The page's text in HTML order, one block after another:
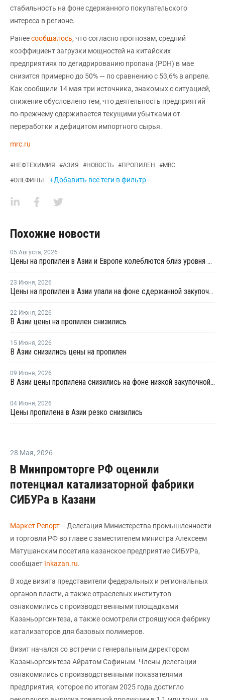
стабильность на фоне сдержанного покупательского
интереса в регионе.
Ранеесообщалось, что согласно прогнозам, средний
коэффициент загрузки мощностей на китайских
предприятиях по дегидрированию пропана (PDH) в мае
снизится примерно до 50% — по сравнению с 53,6% в апреле.
Как сообщили 14 мая три источника, знакомых с ситуацией,
снижение обусловлено тем, что деятельность предприятий
по-прежнему сдерживается текущими убытками от
переработки и дефицитом импортного сырья.
mrc.ru
#НЕФТЕХИМИЯ #АЗИЯ #НОВОСТЬ #ПРОПИЛЕН #MRC
#ОЛЕФИНЫ +Добавить все теги в фильтр
Похожие новости
05 Августа, 2026
Цены на пропилен в Азии и Европе колеблются близ уровня в USD1000
23 Июня, 2026
Цены на пропилен в Азии упали на фоне сдержанной закупочной активности
22 Июня, 2026
В Азии цены на пропилен снизились
15 Июня, 2026
В Азии снизились цены на пропилен
09 Июня, 2026
В Азии цены пропилена снизились на фоне низкой закупочной активности
04 Июня, 2026
Цены пропилена в Азии резко снизились
28 Мая, 2026
В Минпромторге РФ оценили
потенциал катализаторной фабрики
СИБУРа в Казани
Маркет Репорт-- Делегация Министерства промышленности
и торговли РФ во главе с заместителем министра Алексеем
Матушанским посетила казанское предприятие СИБУРа,
сообщает Inkazan.ru.
В ходе визита представители федеральных и региональных
органов власти, а также отраслевых институтов
ознакомились с производственными площадками
Казаньоргсинтеза, а также осмотрели строящуюся фабрику
катализаторов для базовых полимеров.
Визит начался со встречи с генеральным директором
Казаньоргсинтеза Айратом Сафиным. Члены делегации
ознакомились с производственными показателями
предприятия, которое по итогам 2025 года достигло